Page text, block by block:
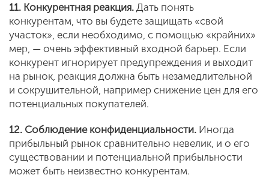
11. Конкурентная реакция. Дать понять
конкурентам, что вы будете защищать «свой
участок», если необходимо, с помощью «крайних»
мер, — очень эффективный входной барьер. Если
конкурент игнорирует предупреждения и выходит
на рынок, реакция должна быть незамедлительной
и сокрушительной, например снижение цен для его
потенциальных покупателей.
12. Соблюдение конфиденциальности. Иногда
прибыльный рынок сравнительно невелик, и о его
существовании и потенциальной прибыльности
может быть неизвестно конкурентам.